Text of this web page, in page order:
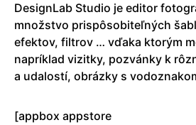
DesignLab Studio je editor
množstvo prispôsobiteľných
efektov, filtrov … vďaka ktorým
napríklad vizitky, pozvánky k
a udalostí, obrázky s
[appbox appstore